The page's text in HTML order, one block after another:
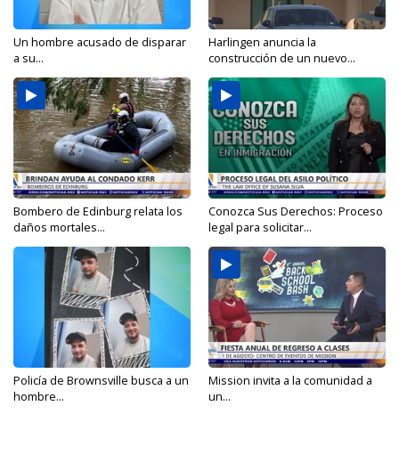
Un hombre acusado de disparar
a su...
Harlingen anuncia la
construcción de un nuevo...
Bombero de Edinburg relata los
daños mortales...
Conozca Sus Derechos: Proceso
legal para solicitar...
Policía de Brownsville busca a un
hombre...
Mission invita a la comunidad a
un...